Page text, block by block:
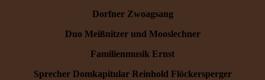
Dorfner Zwoagsang
Duo Meißnitzer und Mooslechner
Familienmusik Ernst
Sprecher Domkapitular Reinhold Flöckersperger